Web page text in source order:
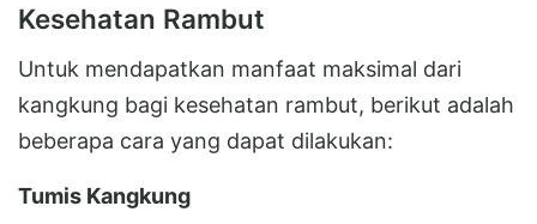
Kesehatan Rambut
Untuk mendapatkan manfaat maksimal dari
kangkung bagi kesehatan rambut, berikut adalah
beberapa cara yang dapat dilakukan:
Tumis Kangkung